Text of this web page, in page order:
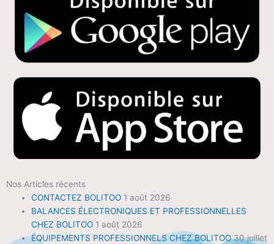
Nos Articles récents
CONTACTEZ BOLITOO 1 août 2026
BALANCES ÉLECTRONIQUES ET PROFESSIONNELLES
CHEZ BOLITOO 1 août 2026
ÉQUIPEMENTS PROFESSIONNELS CHEZ BOLITOO 30 juillet